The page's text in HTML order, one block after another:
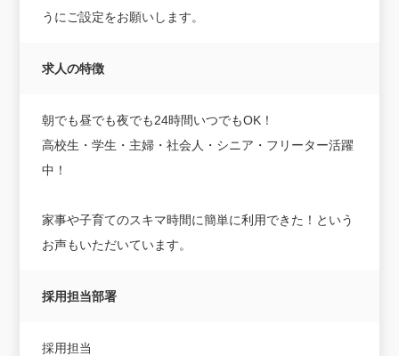
うにご設定をお願いします。
求人の特徴
朝でも昼でも夜でも24時間いつでもOK！
高校生・学生・主婦・社会人・シニア・フリーター活躍
中！
家事や子育てのスキマ時間に簡単に利用できた！という
お声もいただいています。
採用担当部署
採用担当